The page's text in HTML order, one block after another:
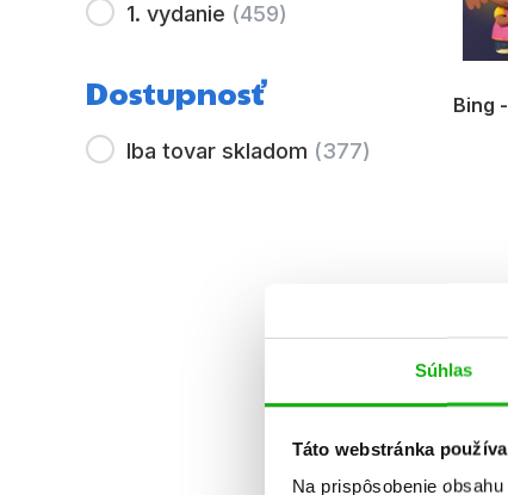
Súhlas
Táto webstránka
Na prispôsobenie
1. vydanie (459)
Dostupnosť
Iba tovar skladom (377)
Bing